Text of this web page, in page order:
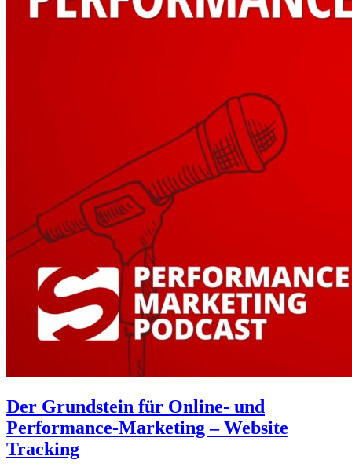
Der Grundstein für Online- und
Performance-Marketing – Website
Tracking